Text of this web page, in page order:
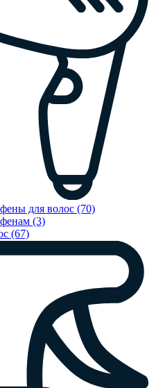
для волос (70)
(3)
(67)